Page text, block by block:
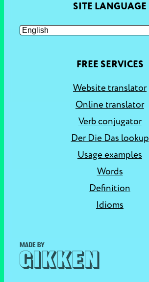
SITE LANGUAGE
FREE SERVICES
Website translator
Online translator
Verb conjugator
Der Die Das lookup
Usage examples
Words
Definition
Idioms